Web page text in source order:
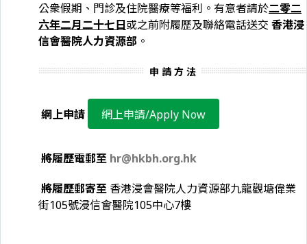
公衆假期、門診及住院醫療等福利。有意者請於二零二
六年二月二十七日或之前附履歷及聯絡電話送交 香港浸
信會醫院人力資源部 。
申 請 方 法
網上申請 網上申請/Apply Now
將履歷電郵至 hr@hkbh.org.hk
將履歷郵寄至 香港浸會醫院人力資源部九龍觀塘偉業
街105號浸信會醫院105中心7樓